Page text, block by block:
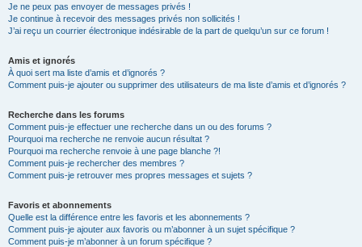
Je ne peux pas envoyer de messages privés !
Je continue à recevoir des messages privés non sollicités !
J’ai reçu un courrier électronique indésirable de la part de quelqu’un sur ce forum !
Amis et ignorés
À quoi sert ma liste d’amis et d’ignorés ?
Comment puis-je ajouter ou supprimer des utilisateurs de ma liste d’amis et d’ignorés ?
Recherche dans les forums
Comment puis-je effectuer une recherche dans un ou des forums ?
Pourquoi ma recherche ne renvoie aucun résultat ?
Pourquoi ma recherche renvoie à une page blanche ?!
Comment puis-je rechercher des membres ?
Comment puis-je retrouver mes propres messages et sujets ?
Favoris et abonnements
Quelle est la différence entre les favoris et les abonnements ?
Comment puis-je ajouter aux favoris ou m’abonner à un sujet spécifique ?
Comment puis-je m’abonner à un forum spécifique ?